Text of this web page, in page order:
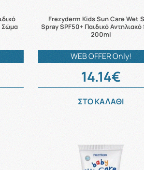
Σώμα
Frezyderm Kids Sun Care Wet
Spray SPF50+ Παιδικό Αντηλιακό
200ml
WEB OFFER Only!
14.14€
ΣΤΟ ΚΑΛΑΘΙ